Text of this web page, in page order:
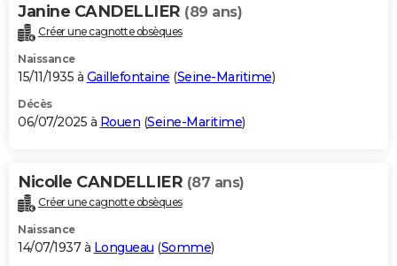
Carte de Noël
Carte Bonne année
Carte Saint-Valentin
Carte Pâques
Carte d'anniversaire
DICTIONNAIRE
Dictionnaire
Biographies
Citations
Expressions
Proverbes
PROGRAMME TV
S'inscrire
Se connecter
Lycées
Collèges
Primaires
Universités
Entreprises
Service militaire
Avis de recherche
AVIS DE DÉCÈS
Bricolage
Lifestyle
Culture
Sport
Auto
Television
Voyage
Cinema
Janine CANDELLIER (89 ans)
Créer une cagnotte obsèques
Naissance
15/11/1935 à Gaillefontaine (Seine-Maritime)
Décès
06/07/2025 à Rouen (Seine-Maritime)
Nicolle CANDELLIER (87 ans)
Créer une cagnotte obsèques
Naissance
14/07/1937 à Longueau (Somme)